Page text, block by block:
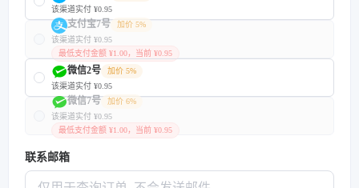
该渠道实付 ¥0.95
支付宝7号
加价 5%
该渠道实付 ¥0.95
最低支付金额 ¥1.00，当前 ¥0.95
微信2号
加价 5%
该渠道实付 ¥0.95
微信7号
加价 6%
该渠道实付 ¥0.95
最低支付金额 ¥1.00，当前 ¥0.95
联系邮箱